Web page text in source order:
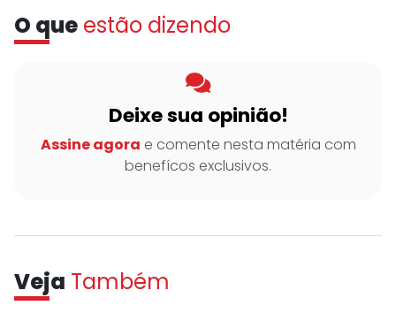
O que estão dizendo
Deixe sua opinião!
Assine agora e comente nesta matéria com
benefícos exclusivos.
Veja Também